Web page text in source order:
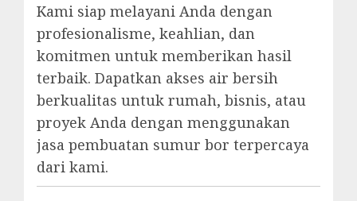
Kami siap melayani Anda dengan
profesionalisme, keahlian, dan
komitmen untuk memberikan hasil
terbaik. Dapatkan akses air bersih
berkualitas untuk rumah, bisnis, atau
proyek Anda dengan menggunakan
jasa pembuatan sumur bor terpercaya
dari kami.